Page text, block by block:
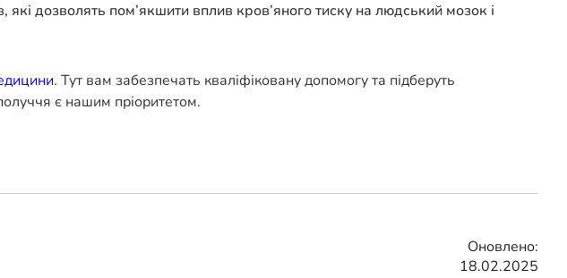
дозволять пом’якшити вплив кров’яного тиску на людський мозок і
. Тут вам забезпечать кваліфіковану допомогу та підберуть
є нашим пріоритетом.
Оновлено:
18.02.2025